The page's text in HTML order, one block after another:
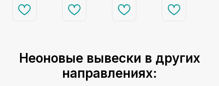
Неоновые вывески в других
направлениях: